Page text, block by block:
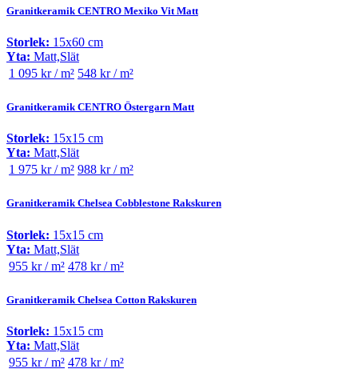
Granitkeramik CENTRO Mexiko Vit Matt
Storlek: 15x60 cm
Yta: Matt,Slät
1 095 kr / m² 548 kr / m²
Granitkeramik CENTRO Östergarn Matt
Storlek: 15x15 cm
Yta: Matt,Slät
1 975 kr / m² 988 kr / m²
Granitkeramik Chelsea Cobblestone Rakskuren
Storlek: 15x15 cm
Yta: Matt,Slät
955 kr / m² 478 kr / m²
Granitkeramik Chelsea Cotton Rakskuren
Storlek: 15x15 cm
Yta: Matt,Slät
955 kr / m² 478 kr / m²